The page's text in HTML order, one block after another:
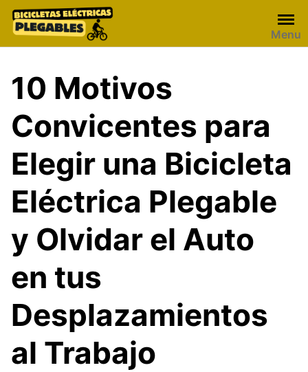
Skip
Menu
10 Motivos
Convicentes para
Elegir una Bicicleta
Eléctrica Plegable
y Olvidar el Auto
en tus
Desplazamientos
al Trabajo